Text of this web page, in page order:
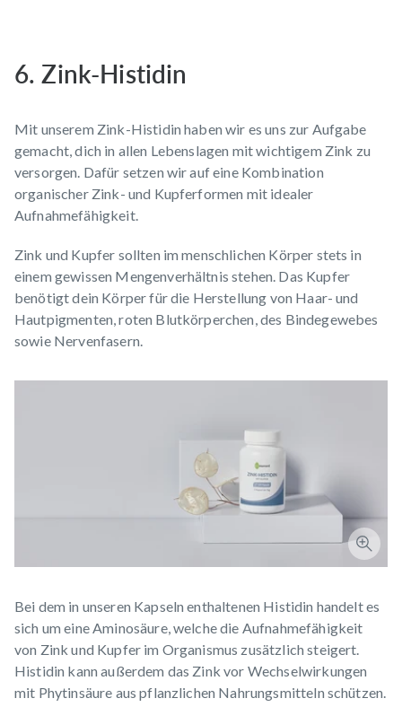
6. Zink-Histidin
Mit unserem Zink-Histidin haben wir es uns zur Aufgabe
gemacht, dich in allen Lebenslagen mit wichtigem Zink zu
versorgen. Dafür setzen wir auf eine Kombination
organischer Zink- und Kupferformen mit idealer
Aufnahmefähigkeit.
Zink und Kupfer sollten im menschlichen Körper stets in
einem gewissen Mengenverhältnis stehen. Das Kupfer
benötigt dein Körper für die Herstellung von Haar- und
Hautpigmenten, roten Blutkörperchen, des Bindegewebes
sowie Nervenfasern.
Bei dem in unseren Kapseln enthaltenen Histidin handelt es
sich um eine Aminosäure, welche die Aufnahmefähigkeit
von Zink und Kupfer im Organismus zusätzlich steigert.
Histidin kann außerdem das Zink vor Wechselwirkungen
mit Phytinsäure aus pflanzlichen Nahrungsmitteln schützen.